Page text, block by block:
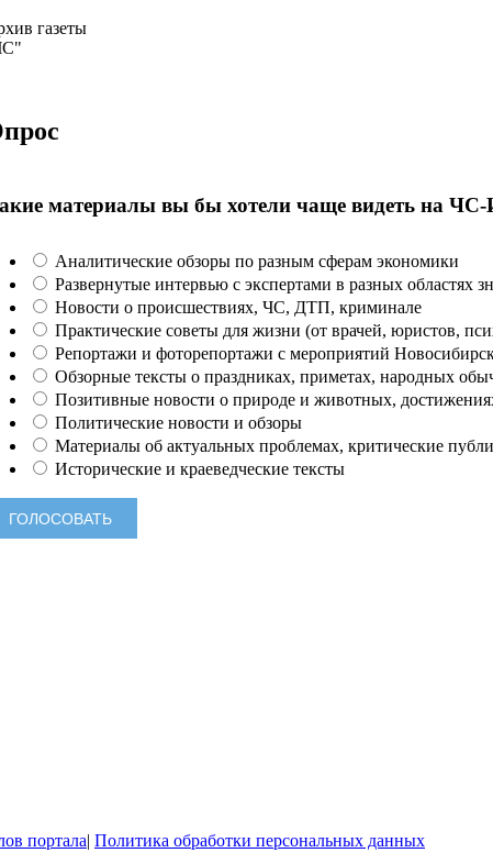
газеты
материалы вы бы хотели чаще видеть на
Аналитические обзоры по разным сферам экономики
Развернутые интервью с экспертами в разных областях
Новости о происшествиях, ЧС, ДТП, криминале
Практические советы для жизни (от врачей, юристов,
Репортажи и фоторепортажи с мероприятий
Обзорные тексты о праздниках, приметах, народных
Позитивные новости о природе и животных,
Политические новости и обзоры
Материалы об актуальных проблемах, критические
Исторические и краеведческие тексты
портала| Политика обработки персональных данных